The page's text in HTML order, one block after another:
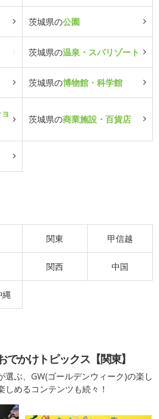
茨城県の公園
茨城県の温泉・スパリゾート
茨城県の博物館・科学館
茨城県の商業施設・百貨店
関東 甲信越
関西 中国
縄
でかけトピックス【関東】
選ぶ、GW(ゴールデンウィーク)の楽し
しめるコンテンツも続々！